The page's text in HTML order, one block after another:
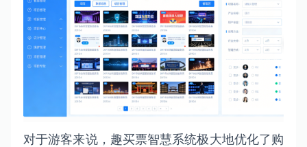
对于游客来说，趣买票智慧系统极大地优化了购